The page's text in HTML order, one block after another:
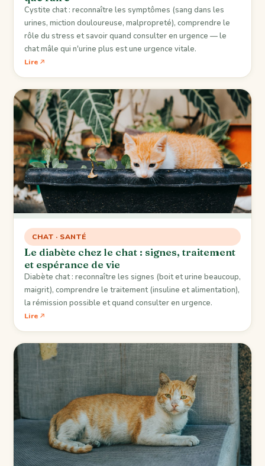
Cystite chat : reconnaître les symptômes (sang dans les
urines, miction douloureuse, malpropreté), comprendre le
rôle du stress et savoir quand consulter en urgence — le
chat mâle qui n'urine plus est une urgence vitale.
Lire
CHAT · SANTÉ
Le diabète chez le chat : signes, traitement
et espérance de vie
Diabète chat : reconnaître les signes (boit et urine beaucoup,
maigrit), comprendre le traitement (insuline et alimentation),
la rémission possible et quand consulter en urgence.
Lire